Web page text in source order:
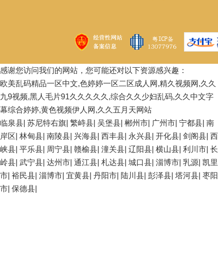
感谢您访问我们的网站，您可能还对以下资源感兴趣：
欧美乱码精品一区中文,色婷婷一区二区成人网,精久视频网,久久
九9视频,黑人毛片91久久久久久,综合久久少妇乱码,久久中文字
幕综合婷婷,黄色视频伊人网,久久五月天网站
临泉县 苏尼特右旗 繁峙县 吴堡县 郴州市 广州市 宁都县 南
岸区 林甸县 南陵县 兴海县 西丰县 永兴县 开化县 剑阁县 西
峡县 平乐县 周宁县 赣榆县 潼关县 辽阳县 横山县 利川市 长
岭县 武宁县 达州市 通江县 札达县 城口县 淄博市 乳源 凯里
市 裕民县 淄博市 宜黄县 丹阳市 陆川县 彭泽县 塔河县 枣阳
市 保德县